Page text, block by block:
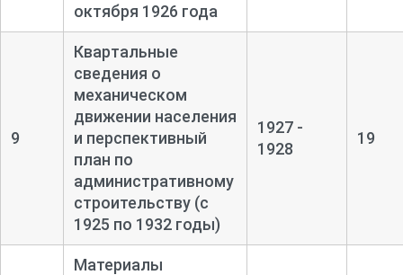
октября 1926 года
9
Квартальные
сведения о
механическом
движении населения
и перспективный
план по
административному
строительству (с
1925 по 1932 годы)
1927 -
1928
19
Материалы